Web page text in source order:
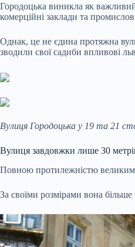
Городоцька виникла як
комерційні заклади та
Однак, це не єдина протяжна
зводили свої садиби впливові
Вулиця Городоцька у 19 та 21
Вулиця завдовжки лише 30
Повною протилежністю великим
За своїми розмірами вона